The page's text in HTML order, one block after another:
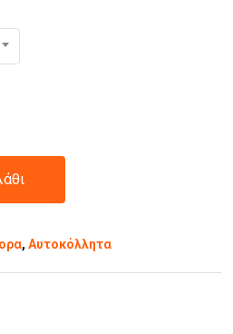
,Αυτοκόλλητα